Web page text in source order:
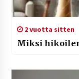
2 vuotta sitten
Miksi